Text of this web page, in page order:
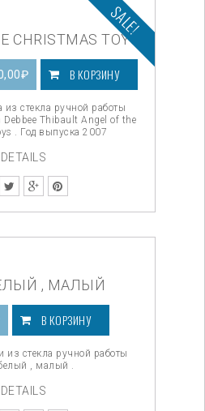
SALE!
CHRISTMAS TOYS
₽Текущая
цена:
50,000,00₽.
В КОРЗИНУ
из стекла ручной работы
Debbee Thibault Angel of the
. Год выпуска 2007
DETAILS
, МАЛЫЙ
В КОРЗИНУ
из стекла ручной работы
, малый .
DETAILS